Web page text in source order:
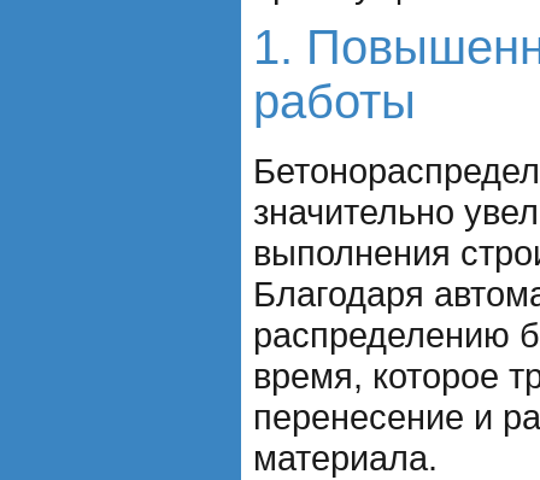
1.
работы
значительно
выполнения
Благодаря
распределению
время, которое
перенесение и
материала.